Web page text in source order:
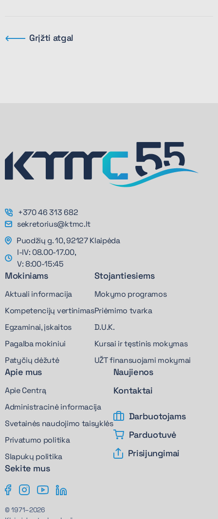
Grįžti atgal
+370 46 313 682
sekretorius@ktmc.lt
Puodžių g. 10, 92127 Klaipėda
I-IV: 08.00-17.00,
V: 8:00-15:45
Mokiniams
Aktuali informacija
Kompetencijų vertinimas
Egzaminai, įskaitos
Pagalba mokiniui
Patyčių dėžutė
Stojantiesiems
Mokymo programos
Priėmimo tvarka
D.U.K.
Kursai ir tęstinis mokymas
UŽT finansuojami mokymai
Apie mus
Apie Centrą
Administracinė informacija
Svetainės naudojimo taisyklės
Privatumo politika
Slapukų politika
Naujienos
Kontaktai
Darbuotojams
Parduotuvė
Prisijungimai
Sekite mus
© 1971–2026